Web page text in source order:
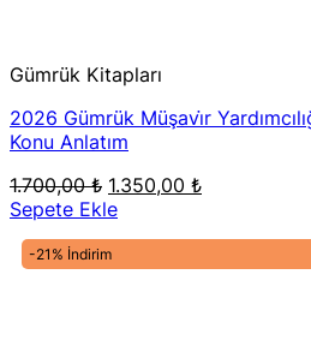
Gümrük Kitapları
2026 Gümrük Müşavi̇r
Konu Anlatım
1.700,00₺ Orijinal
fiyat:
1.350,00 ₺Şu
Sepete Ekle
-21% İndirim